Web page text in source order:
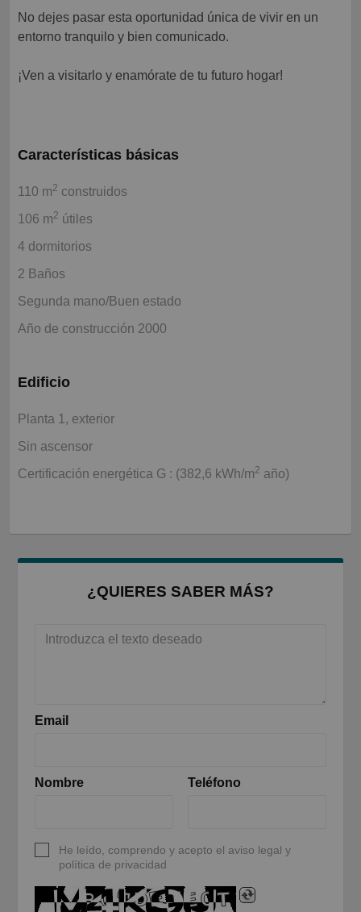
No dejes pasar esta oportunidad única de vivir en un
entorno tranquilo y bien comunicado.
¡Ven a visitarlo y enamórate de tu futuro hogar!
Características básicas
110 m2 construidos
106 m2 útiles
4 dormitorios
2 Baños
Segunda mano/Buen estado
Año de construcción 2000
Edificio
Planta 1, exterior
Sin ascensor
Certificación energética G : (382,6 kWh/m2 año)
¿QUIERES SABER MÁS?
Email
Nombre Teléfono
He leído, comprendo y acepto el aviso legal y
política de privacidad